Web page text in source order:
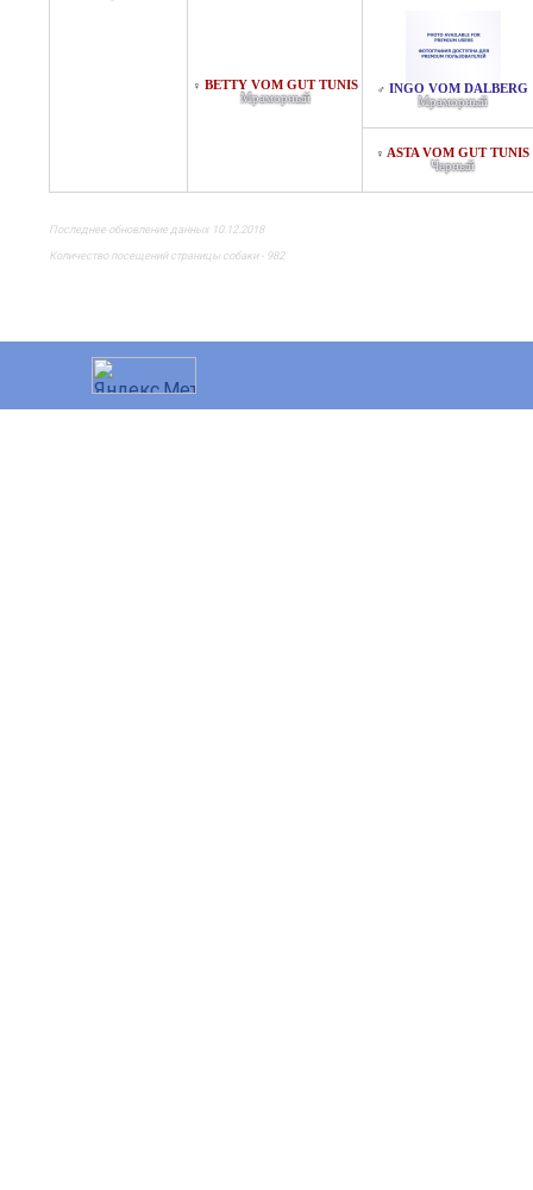
♀ BETTY VOM GUT TUNIS
Мраморный
♂ INGO VOM DALBERG
Мраморный
♀ ASTA VOM GUT TUNIS
Черный
Последнее обновление данных 10.12.2018
Количество посещений страницы собаки - 982